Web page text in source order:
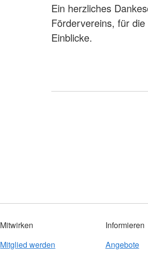
Ein herzliches
Fördervereins, für
Einblicke.
Mitwirken
Mitglied werden
Informieren
Angebote